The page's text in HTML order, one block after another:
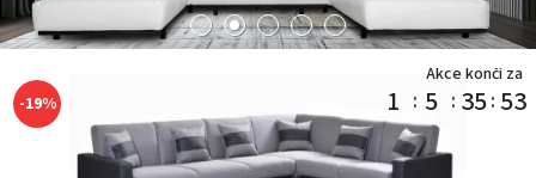
-19%
Akce končí za
1 5 35 51